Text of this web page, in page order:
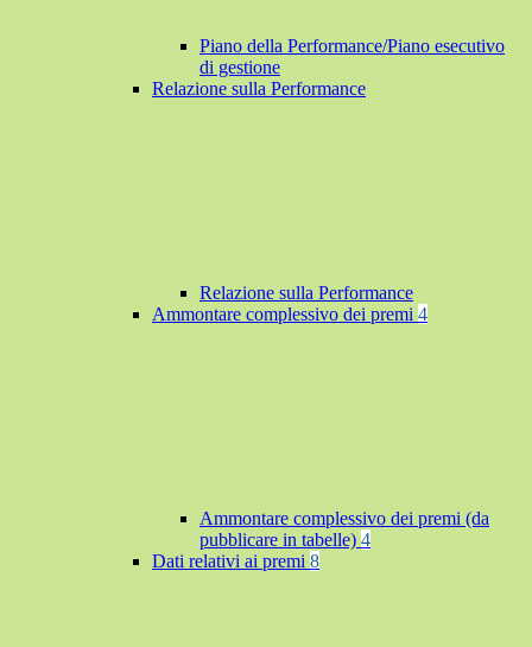
Piano della Performance/Piano esecutivo
di gestione
Relazione sulla Performance
Relazione sulla Performance
Ammontare complessivo dei premi 4
Ammontare complessivo dei premi (da
pubblicare in tabelle) 4
Dati relativi ai premi 8